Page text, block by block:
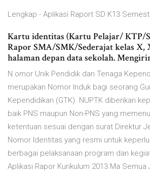
Lengkap - Aplikasi Raport SD K13
Kartu identitas (Kartu Pelajar/ KTP/
Rapor SMA/SMK/Sederajat kelas X,
halaman depan data sekolah.
N omor Unik Pendidik dan Tenaga
merupakan Nomor Induk bagi seorang
Kependidikan (GTK). NUPTK diberikan
baik PNS maupun Non-PNS yang
ketentuan sesuai dengan surat Direktur
Nomor Identitas yang resmi untuk
berbagai pelaksanaan program dan
Aplikasi Rapor Kurikulum 2013 Ma Semua